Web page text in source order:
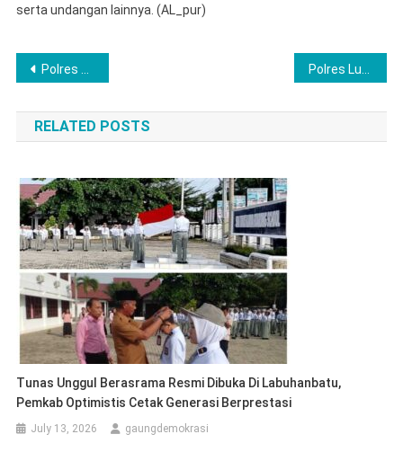
serta undangan lainnya. (AL_pur)
Post
navigation
Polres Langkat Gelar Buka Puasa Bersama Ormas, OKP, dan Mahasiswa, Perkuat Persatuan Menuju Indonesia Emas 2045
RELATED POSTS
Tunas Unggul Berasrama Resmi Dibuka Di Labuhanbatu,
Pemkab Optimistis Cetak Generasi Berprestasi
July 13, 2026 gaungdemokrasi